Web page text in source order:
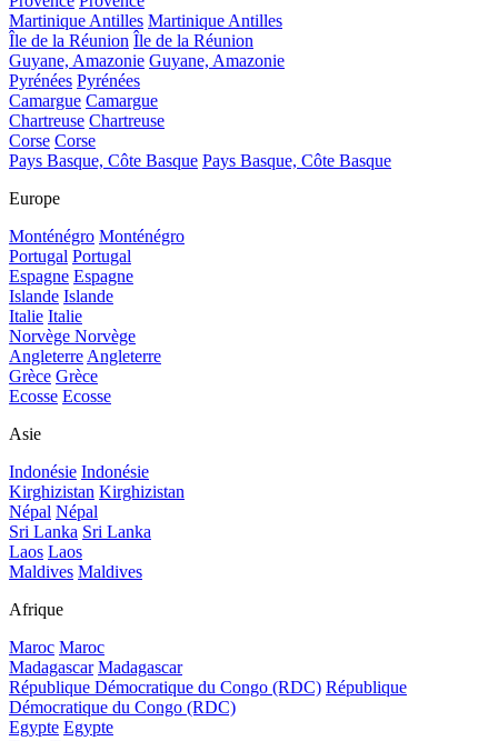
Martinique Antilles Martinique Antilles
Île de la Réunion Île de la Réunion
Guyane, Amazonie Guyane, Amazonie
Pyrénées Pyrénées
Camargue Camargue
Chartreuse Chartreuse
Corse Corse
Pays Basque, Côte Basque Pays Basque, Côte Basque
Europe
Monténégro Monténégro
Portugal Portugal
Espagne Espagne
Islande Islande
Italie Italie
Norvège Norvège
Angleterre Angleterre
Grèce Grèce
Ecosse Ecosse
Asie
Indonésie Indonésie
Kirghizistan Kirghizistan
Népal Népal
Sri Lanka Sri Lanka
Laos Laos
Maldives Maldives
Afrique
Maroc Maroc
Madagascar Madagascar
République Démocratique du Congo (RDC) République
Démocratique du Congo (RDC)
Egypte Egypte